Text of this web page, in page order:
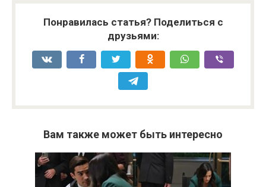
Понравилась статья? Поделиться с
друзьями:
Вам также может быть интересно